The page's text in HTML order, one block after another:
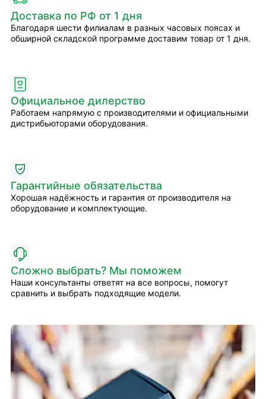
Доставка по РФ от 1 дня
Благодаря шести филиалам в разных часовых поясах и
обширной складской программе доставим товар от 1 дня.
Официальное дилерство
Работаем напрямую с производителями и официальными
дистрибьюторами оборудования.
Гарантийные обязательства
Хорошая надёжность и гарантия от производителя на
оборудование и комплектующие.
Сложно выбрать? Мы поможем
Наши консультанты ответят на все вопросы, помогут
сравнить и выбрать подходящие модели.